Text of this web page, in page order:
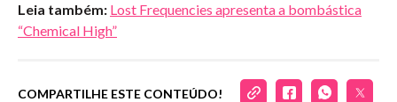
Leia também: Lost Frequencies apresenta a bombástica
“Chemical High”
COMPARTILHE ESTE CONTEÚDO!